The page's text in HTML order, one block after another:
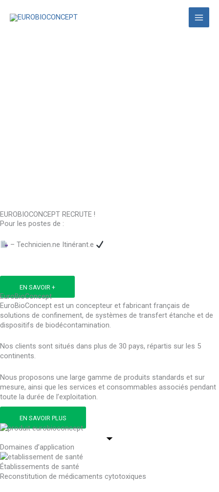
contenu
EUROBIOCONCEPT RECRUTE !
Pour les postes de :
– Technicien.ne Itinérant.e
EN SAVOIR +
EuroBioConcept
EuroBioConcept est un concepteur et fabricant français de
solutions de confinement, de systèmes de transfert étanche et de
dispositifs de biodécontamination.
Nos clients sont situés dans plus de 30 pays, répartis sur les 5
continents.
Nous proposons une large gamme de produits standards et sur
mesure, ainsi que les services et consommables associés pendant
toute la durée de l’exploitation.
EN SAVOIR PLUS
Domaines d’application
Établissements de santé
Reconstitution de médicaments cytotoxiques